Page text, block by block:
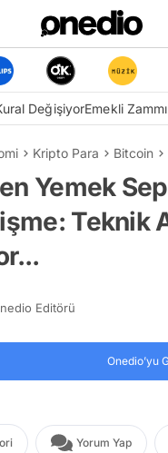
DeğişiyorEmekli Zammı
Kripto Para Bitcoin
Yemek
Teknik
Editörü
Onedio’yu
Yorum Yap